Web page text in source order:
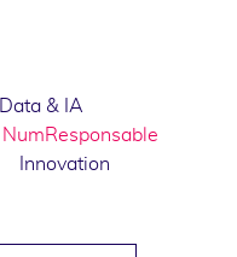
Data & IA
NumResponsable
Innovation